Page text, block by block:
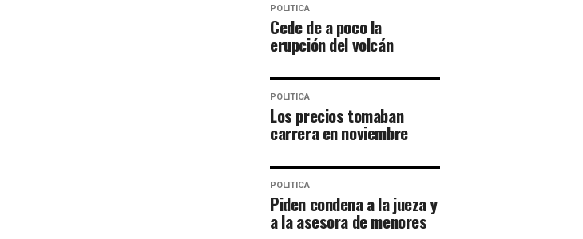
POLITICA
Cede de a poco la
erupción del volcán
POLITICA
Los precios tomaban
carrera en noviembre
POLITICA
Piden condena a la jueza y
a la asesora de menores